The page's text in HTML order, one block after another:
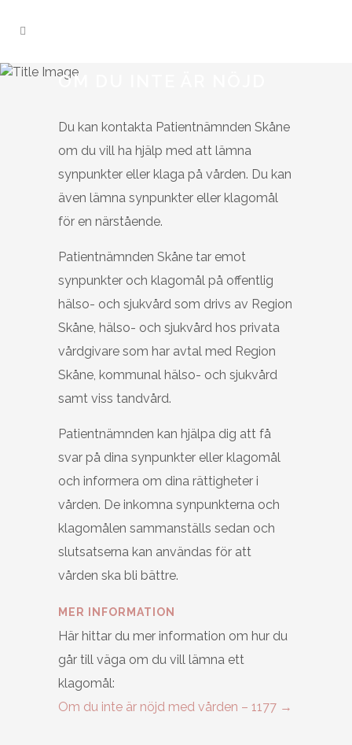
OM DU INTE ÄR NÖJD
Du kan kontakta Patientnämnden Skåne
om du vill ha hjälp med att lämna
synpunkter eller klaga på vården. Du kan
även lämna synpunkter eller klagomål
för en närstående.
Patientnämnden Skåne tar emot
synpunkter och klagomål på offentlig
hälso- och sjukvård som drivs av Region
Skåne, hälso- och sjukvård hos privata
vårdgivare som har avtal med Region
Skåne, kommunal hälso- och sjukvård
samt viss tandvård.
Patientnämnden kan hjälpa dig att få
svar på dina synpunkter eller klagomål
och informera om dina rättigheter i
vården. De inkomna synpunkterna och
klagomålen sammanställs sedan och
slutsatserna kan användas för att
vården ska bli bättre.
MER INFORMATION
Här hittar du mer information om hur du
går till väga om du vill lämna ett
klagomål:
Om du inte är nöjd med vården – 1177 →